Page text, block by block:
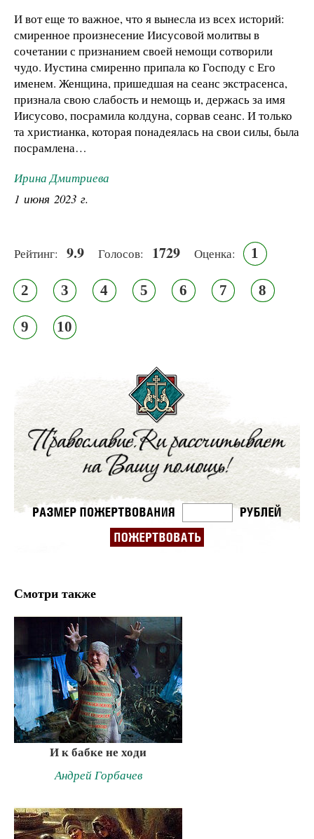
И вот еще то важное, что я вынесла из всех историй:
смиренное произнесение Иисусовой молитвы в
сочетании с признанием своей немощи сотворили
чудо. Иустина смиренно припала ко Господу с Его
именем. Женщина, пришедшая на сеанс экстрасенса,
признала свою слабость и немощь и, держась за имя
Иисусово, посрамила колдуна, сорвав сеанс. И только
та христианка, которая понадеялась на свои силы, была
посрамлена…
Ирина Дмитриева
1 июня 2023 г.
Рейтинг: 9.9 Голосов: 1729 Оценка: 1
2 3 4 5 6 7 8
9 10
Смотри также
И к бабке не ходи
Андрей Горбачев